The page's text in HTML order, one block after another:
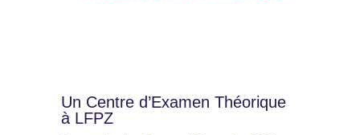
Un Centre d’Examen Théorique
à LFPZ